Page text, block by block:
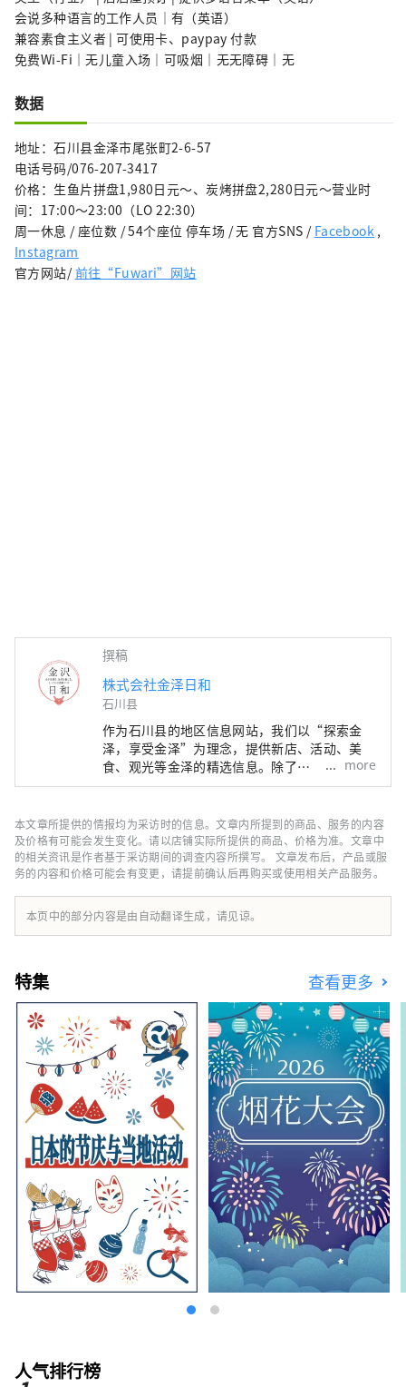
会说多种语言的工作人员｜有（英语）
兼容素食主义者 | 可使用卡、paypay 付款
免费Wi-Fi｜无儿童入场｜可吸烟｜无无障碍｜无
数据
地址：石川县金泽市尾张町2-6-57
电话号码/076-207-3417
价格：生鱼片拼盘1,980日元～、炭烤拼盘2,280日元～营业时
间：17:00～23:00（LO 22:30）
周一休息 / 座位数 / 54个座位 停车场 / 无 官方SNS / Facebook ,
Instagram
官方网站/前往“Fuwari”网站
撰稿
株式会社金泽日和
石川县
作为石川县的地区信息网站，我们以“探索金
泽，享受金泽”为理念，提供新店、活动、美
食、观光等金泽的精选信息。除了
“SmartNews”、“goo news”等日本国内媒
等海外媒体合作，向世界广泛传播石川县的魅
力。
more
本文章所提供的情报均为采访时的信息。文章内所提到的商品、服务的内容
及价格有可能会发生变化。请以店铺实际所提供的商品、价格为准。文章中
的相关资讯是作者基于采访期间的调查内容所撰写。 文章发布后，产品或服
务的内容和价格可能会有变更，请提前确认后再购买或使用相关产品服务。
本页中的部分内容是由自动翻译生成，请见谅。
特集 查看更多
人气排行榜